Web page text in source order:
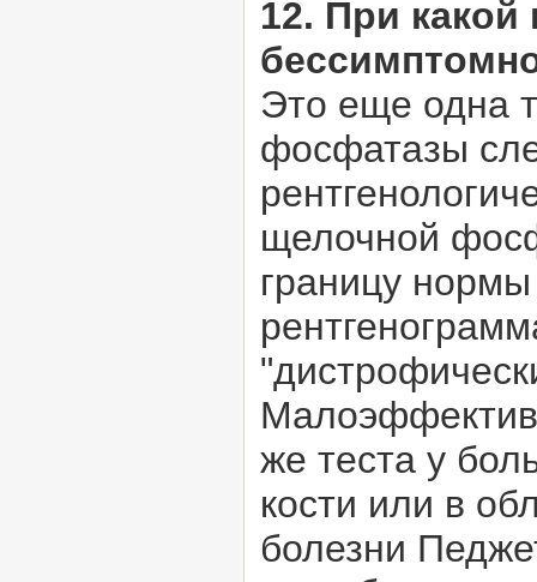
12. При
Это еще одна
фосфатазы
щелочной
границу
же теста у
кости или в
болезни